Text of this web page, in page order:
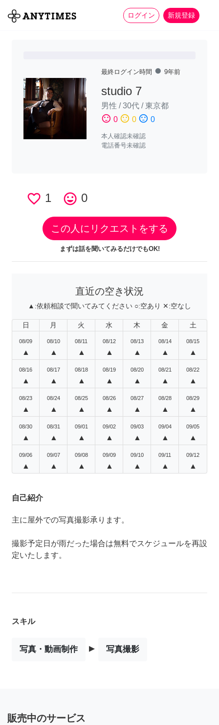
ログイン 新規登録
全て 家事 more_horiz
最終ログイン時間 fiber_manual_record 9年前
studio 7
男性 /30代 /東京都
sentiment_satisfied 0 sentiment_neutral 0 sentiment_dissatisfied 0
本人確認未確認
電話番号未確認
favorite_border 1 tag_faces 0
この人にリクエストをする
まずは話を聞いてみるだけでもOK!
直近の空き状況
▲:依頼相談で聞いてみてください ○:空あり ✕:空なし
日 月 火 水 木 金 土
08/09
▲
08/10
▲
08/11
▲
08/12
▲
08/13
▲
08/14
▲
08/15
▲
08/16
▲
08/17
▲
08/18
▲
08/19
▲
08/20
▲
08/21
▲
08/22
▲
08/23
▲
08/24
▲
08/25
▲
08/26
▲
08/27
▲
08/28
▲
08/29
▲
08/30
▲
08/31
▲
09/01
▲
09/02
▲
09/03
▲
09/04
▲
09/05
▲
09/06
▲
09/07
▲
09/08
▲
09/09
▲
09/10
▲
09/11
▲
09/12
▲
自己紹介
主に屋外での写真撮影承ります。
撮影予定日が雨だった場合は無料でスケジュールを再設
定いたします。
スキル
写真・動画制作 ▸ 写真撮影
販売中のサービス